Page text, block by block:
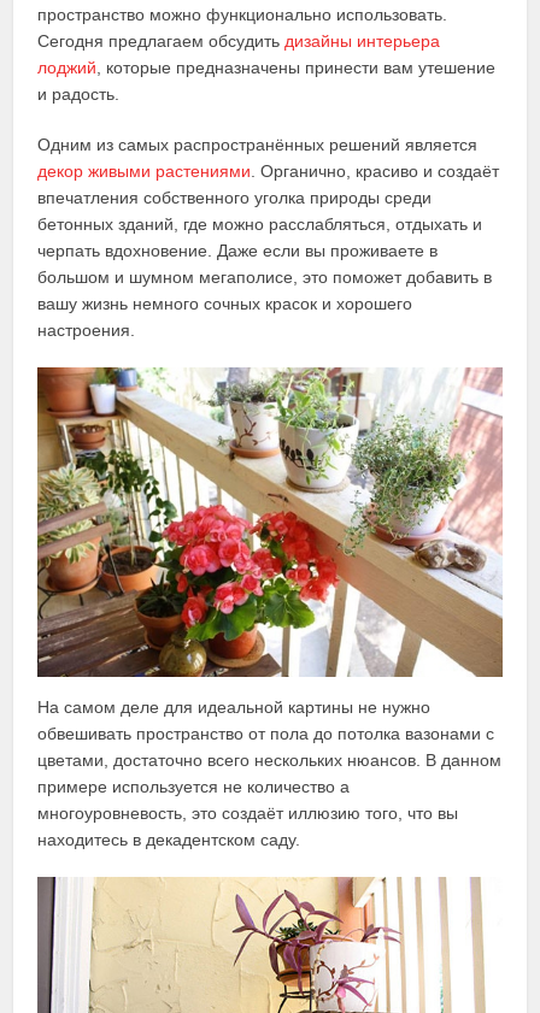
пространство можно функционально использовать.
Сегодня предлагаем обсудить дизайны интерьера
лоджий , которые предназначены принести вам утешение
и радость.
Одним из самых распространённых решений является
декор живыми растениями . Органично, красиво и создаёт
впечатления собственного уголка природы среди
бетонных зданий, где можно расслабляться, отдыхать и
черпать вдохновение. Даже если вы проживаете в
большом и шумном мегаполисе, это поможет добавить в
вашу жизнь немного сочных красок и хорошего
настроения.
На самом деле для идеальной картины не нужно
обвешивать пространство от пола до потолка вазонами с
цветами, достаточно всего нескольких нюансов. В данном
примере используется не количество а
многоуровневость, это создаёт иллюзию того, что вы
находитесь в декадентском саду.